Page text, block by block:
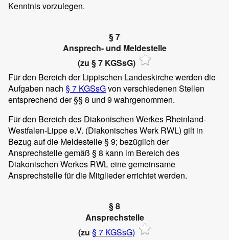
Kenntnis vorzulegen.
§ 7
Ansprech- und Meldestelle
(zu § 7 KGSsG)
Für den Bereich der Lippischen Landeskirche werden die
Aufgaben nach § 7 KGSsGvon verschiedenen Stellen
entsprechend der §§ 8 und 9 wahrgenommen.
Für den Bereich des Diakonischen Werkes Rheinland-
Westfalen-Lippe e.V. (Diakonisches Werk RWL) gilt in
Bezug auf die Meldestelle § 9; bezüglich der
Ansprechstelle gemäß § 8 kann im Bereich des
Diakonischen Werkes RWL eine gemeinsame
Ansprechstelle für die Mitglieder errichtet werden.
§ 8
Ansprechstelle
(zu § 7 KGSsG)